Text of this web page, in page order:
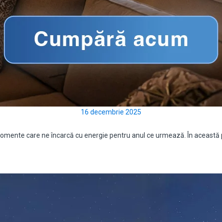
16 decembrie 2025
care ne încarcă cu energie pentru anul ce urmează. În